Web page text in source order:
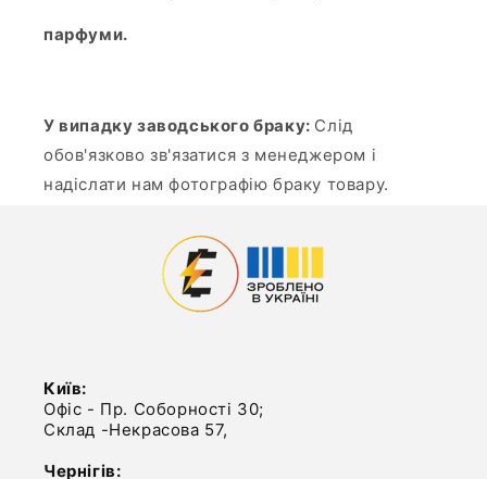
парфуми.
У випадку заводського браку: Слід
обов'язково зв'язатися з менеджером і
надіслати нам фотографію браку товару.
Київ:
Офіс - Пр. Соборності 30;
Склад -Некрасова 57,
Чернігів: